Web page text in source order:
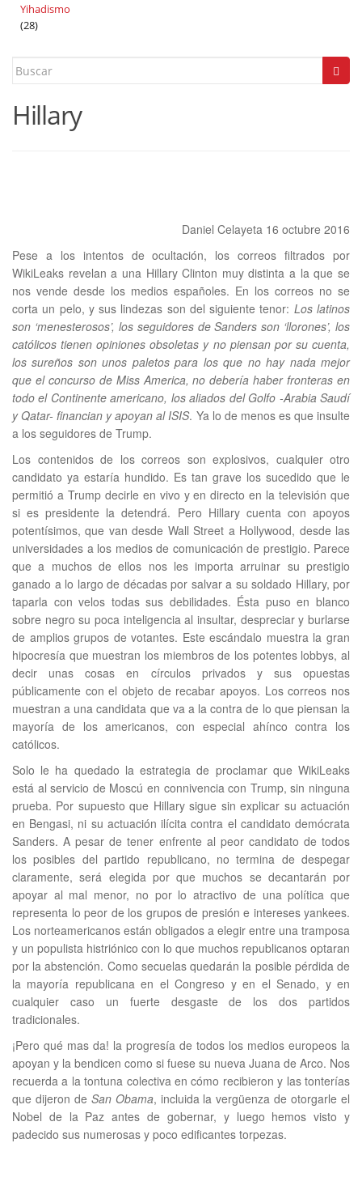
Yihadismo
(28)
Search
for:
Hillary
Daniel Celayeta 16 octubre 2016
Pese a los intentos de ocultación, los correos filtrados por
WikiLeaks revelan a una Hillary Clinton muy distinta a la que se
nos vende desde los medios españoles. En los correos no se
corta un pelo, y sus lindezas son del siguiente tenor: Los latinos
son ‘menesterosos’, los seguidores de Sanders son ‘llorones’, los
católicos tienen opiniones obsoletas y no piensan por su cuenta,
los sureños son unos paletos para los que no hay nada mejor
que el concurso de Miss America, no debería haber fronteras en
todo el Continente americano, los aliados del Golfo -Arabia Saudí
y Qatar- financian y apoyan al ISIS. Ya lo de menos es que insulte
a los seguidores de Trump.
Los contenidos de los correos son explosivos, cualquier otro
candidato ya estaría hundido. Es tan grave los sucedido que le
permitió a Trump decirle en vivo y en directo en la televisión que
si es presidente la detendrá. Pero Hillary cuenta con apoyos
potentísimos, que van desde Wall Street a Hollywood, desde las
universidades a los medios de comunicación de prestigio. Parece
que a muchos de ellos nos les importa arruinar su prestigio
ganado a lo largo de décadas por salvar a su soldado Hillary, por
taparla con velos todas sus debilidades. Ésta puso en blanco
sobre negro su poca inteligencia al insultar, despreciar y burlarse
de amplios grupos de votantes. Este escándalo muestra la gran
hipocresía que muestran los miembros de los potentes lobbys, al
decir unas cosas en círculos privados y sus opuestas
públicamente con el objeto de recabar apoyos. Los correos nos
muestran a una candidata que va a la contra de lo que piensan la
mayoría de los americanos, con especial ahínco contra los
católicos.
Solo le ha quedado la estrategia de proclamar que WikiLeaks
está al servicio de Moscú en connivencia con Trump, sin ninguna
prueba. Por supuesto que Hillary sigue sin explicar su actuación
en Bengasi, ni su actuación ilícita contra el candidato demócrata
Sanders. A pesar de tener enfrente al peor candidato de todos
los posibles del partido republicano, no termina de despegar
claramente, será elegida por que muchos se decantarán por
apoyar al mal menor, no por lo atractivo de una política que
representa lo peor de los grupos de presión e intereses yankees.
Los norteamericanos están obligados a elegir entre una tramposa
y un populista histriónico con lo que muchos republicanos optaran
por la abstención. Como secuelas quedarán la posible pérdida de
la mayoría republicana en el Congreso y en el Senado, y en
cualquier caso un fuerte desgaste de los dos partidos
tradicionales.
¡Pero qué mas da! la progresía de todos los medios europeos la
apoyan y la bendicen como si fuese su nueva Juana de Arco. Nos
recuerda a la tontuna colectiva en cómo recibieron y las tonterías
que dijeron de San Obama, incluida la vergüenza de otorgarle el
Nobel de la Paz antes de gobernar, y luego hemos visto y
padecido sus numerosas y poco edificantes torpezas.